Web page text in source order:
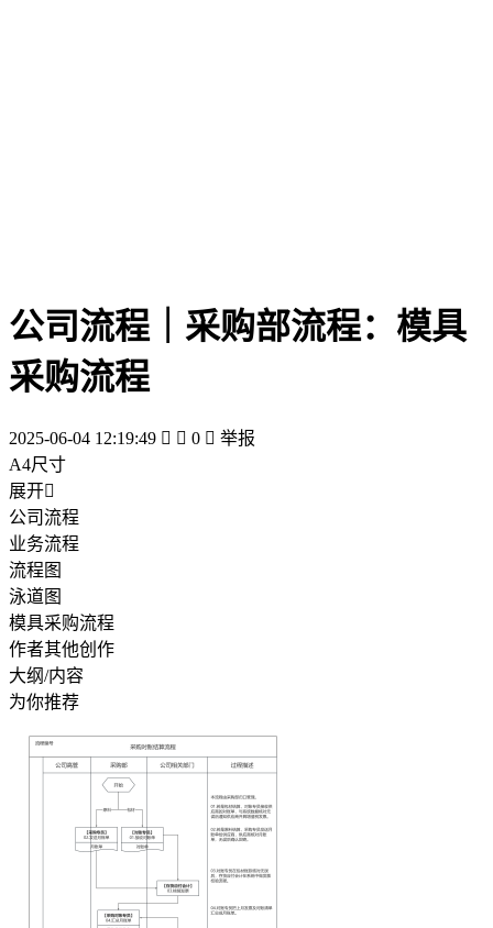
公司流程｜采购部流程：模具
采购流程
2025-06-04 12:19:49   0  举报
A4尺寸
展开
公司流程
业务流程
流程图
泳道图
模具采购流程
作者其他创作
大纲/内容
为你推荐